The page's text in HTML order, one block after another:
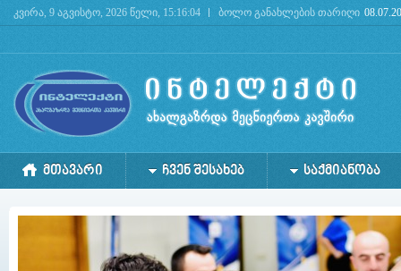
Deprecated: mysql_connect(): The mysql extension is deprecated and will be removed in
კვირა, 9 აგვისტო, 2026 წელი, 15:16:04 ბოლო განახლების თარიღი
ᲛᲗᲐᲕᲐᲠᲘ ᲩᲕᲔᲜ ᲨᲔᲡᲐᲮᲔᲑ ᲡᲐᲥᲛᲘᲐᲜᲝᲑᲐ